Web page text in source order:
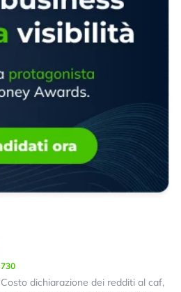
730
Costo dichiarazione dei redditi al caf,